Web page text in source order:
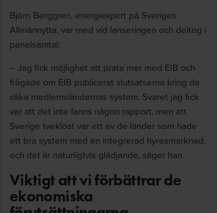
Björn Berggren, energiexpert på Sveriges
Allmännytta, var med vid lanseringen och deltog i
panelsamtal:
– Jag fick möjlighet att prata mer med EIB och
frågade om EIB publicerat slutsatserna kring de
olika medlemsländernas system. Svaret jag fick
var att det inte fanns någon rapport, men att
Sverige tveklöst var ett av de länder som hade
ett bra system med en integrerad hyresmarknad,
och det är naturligtvis glädjande, säger han.
Viktigt att vi förbättrar de
ekonomiska